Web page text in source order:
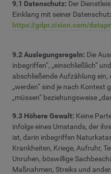
9.1 Datenschutz: Der
Einklang mit seiner
https://gdpr.cision.com/
9.2 Auslegungsregeln: Die
inbegriffen“, „einschließlich“
abschließende Aufzählung ein,
„werden“ sind je nach Kontext
„müssen“ beziehungsweise
9.3 Höhere Gewalt: Keine
infolge eines Umstands, der
ist, darin inbegriffen
Krankheiten, Kriege, Aufruhr,
Unruhen, böswillige
Maßnahmen, Streiks und